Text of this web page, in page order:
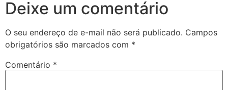
Deixe um comentário
O seu endereço de e-mail não será publicado. Campos
obrigatórios são marcados com *
Comentário *